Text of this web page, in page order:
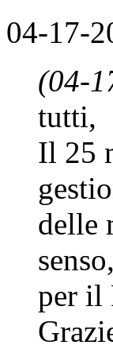
04-17-
(04-
tutti,
Il 25
delle
per il